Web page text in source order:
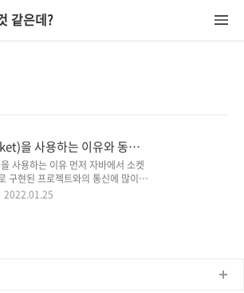
같은데?
을 사용하는 이유와 동작
사용하는 이유 먼저 자바에서 소켓
구현된 프로젝트와의 통신에 많이 사
의 데이터 개념이 다르기 때문인데
하는데 반해서 Java에는 구조체가
은 Client의 요청(Request)이 있
2022.01.25